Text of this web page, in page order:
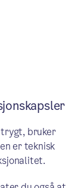
klima,
i
bruker
er teknisk